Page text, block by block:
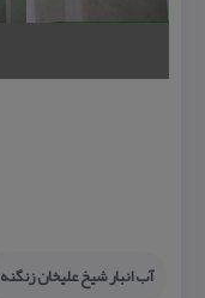
آب انبار شیخ علیخان زنگنه